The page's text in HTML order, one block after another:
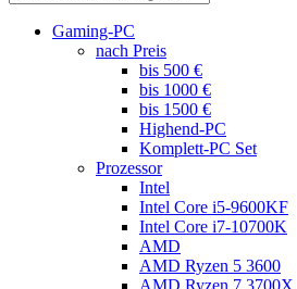
Gaming-PC
nach Preis
bis 500 €
bis 1000 €
bis 1500 €
Highend-PC
Komplett-PC Set
Prozessor
Intel
Intel Core i5-9600KF
Intel Core i7-10700K
AMD
AMD Ryzen 5 3600
AMD Ryzen 7 3700X